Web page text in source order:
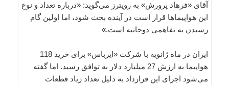
آقای «فرهاد پرورش» به رویترز می‌گوید: «درباره تعداد و نوع
این هواپیماها قرار است در آینده بحث شود، اما اولین گام
رسیدن به تفاهمی دوجانبه است.»
ایران در ماه ژانویه با شرکت «ایرباس» برای خرید 118
هواپیما به ارزش 27 میلیارد دلار به توافق رسید. اما گفته
می‌شود اجرای این قرارداد به دلیل تعداد زیاد قطعات